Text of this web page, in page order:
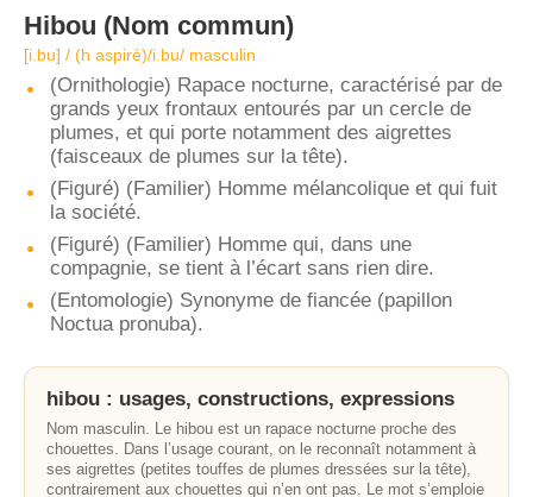
Hibou (Nom commun)
[i.bu] / (h aspiré)/i.bu/ masculin
(Ornithologie) Rapace nocturne, caractérisé par de
grands yeux frontaux entourés par un cercle de
plumes, et qui porte notamment des aigrettes
(faisceaux de plumes sur la tête).
(Figuré) (Familier) Homme mélancolique et qui fuit
la société.
(Figuré) (Familier) Homme qui, dans une
compagnie, se tient à l’écart sans rien dire.
(Entomologie) Synonyme de fiancée (papillon
Noctua pronuba).
hibou : usages, constructions, expressions
Nom masculin. Le hibou est un rapace nocturne proche des
chouettes. Dans l’usage courant, on le reconnaît notamment à
ses aigrettes (petites touffes de plumes dressées sur la tête),
contrairement aux chouettes qui n’en ont pas. Le mot s’emploie